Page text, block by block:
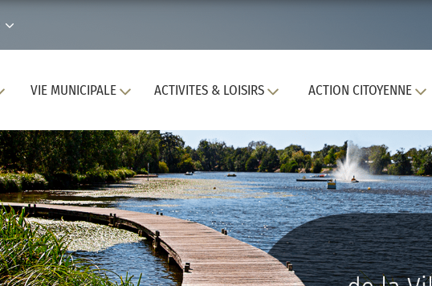
VIE MUNICIPALE ACTIVITES & LOISIRS ACTION CITOYENNE